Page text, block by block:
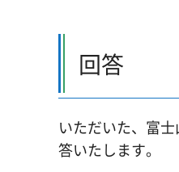
回答
いただいた、富
答いたします。